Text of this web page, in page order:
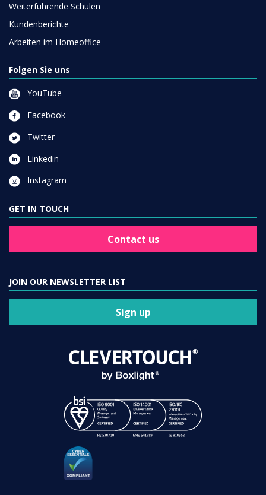
Weiterführende Schulen
Kundenberichte
Arbeiten im Homeoffice
Folgen Sie uns
YouTube
Facebook
Twitter
Linkedin
Instagram
GET IN TOUCH
Contact us
JOIN OUR NEWSLETTER LIST
Sign up